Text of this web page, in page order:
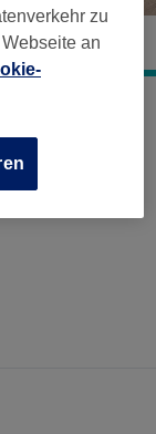
zu
an